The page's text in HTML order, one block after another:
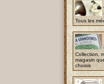
Tous les
Collection,
magasin
choisis